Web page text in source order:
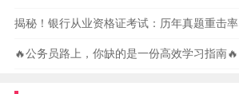
揭秘！银行从业资格证考试：历年真题重击率
🔥公务员路上，你缺的是一份高效学习指南🔥